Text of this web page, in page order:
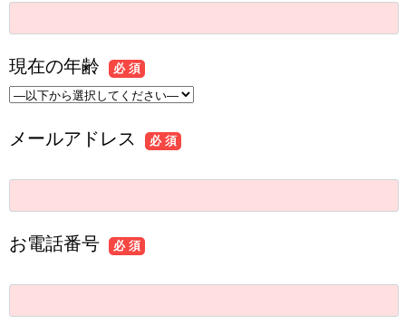
現在の年齢 必 須
メールアドレス 必 須
お電話番号 必 須